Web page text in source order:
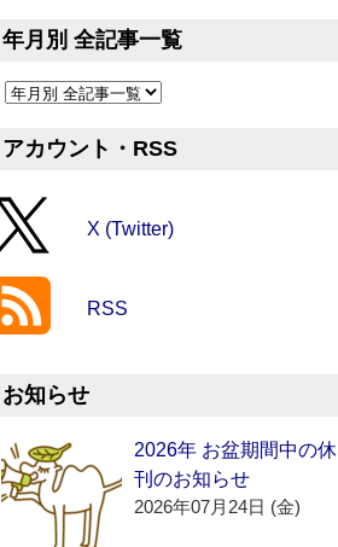
年月別 全記事一覧
アカウント・RSS
X (Twitter)
RSS
お知らせ
2026年 お盆期間中の休
刊のお知らせ
2026年07月24日 (金)